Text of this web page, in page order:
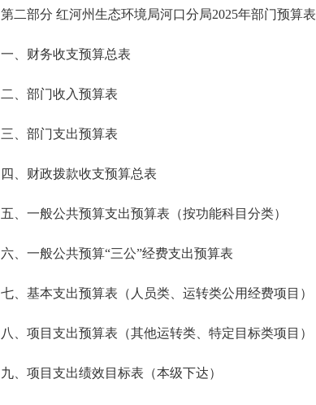
第二部分 红河州生态环境局河口分局2025年部门预算表
一、财务收支预算总表
二、部门收入预算表
三、部门支出预算表
四、财政拨款收支预算总表
五、一般公共预算支出预算表（按功能科目分类）
六、一般公共预算“三公”经费支出预算表
七、基本支出预算表（人员类、运转类公用经费项目）
八、项目支出预算表（其他运转类、特定目标类项目）
九、项目支出绩效目标表（本级下达）